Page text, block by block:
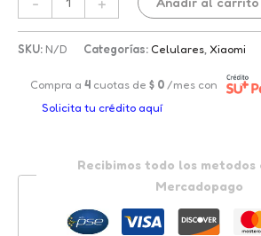
SKU: N/D Categorías:Celulares Xiaomi
Compra a4 cuotas de$ 0 /mes con
Solicita tu crédito aquí
Recibimos todo los metodos
Mercadopago